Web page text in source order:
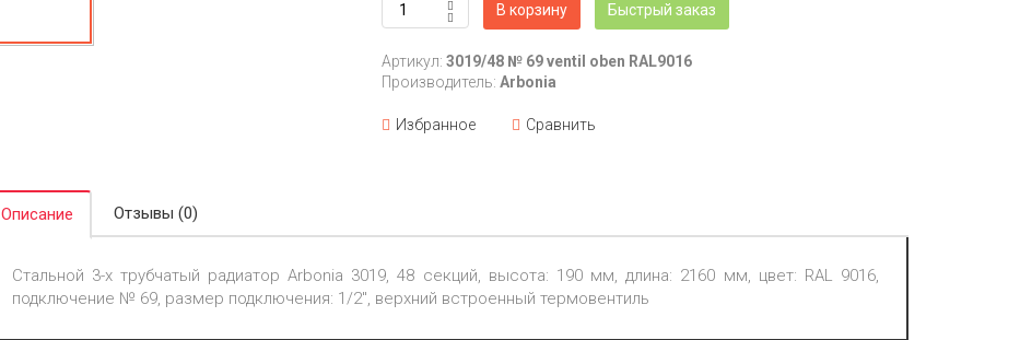
В корзину Быстрый заказ
Артикул:3019/48 № 69 ventil oben RAL9016
Производитель:Arbonia
Избранное Сравнить
Описание Отзывы (0)
Стальной 3-х трубчатый радиатор Arbonia 3019, 48 секций, высота: 190 мм, длина: 2160 мм, цвет: RAL 9016,
подключение № 69, размер подключения: 1/2", верхний встроенный термовентиль